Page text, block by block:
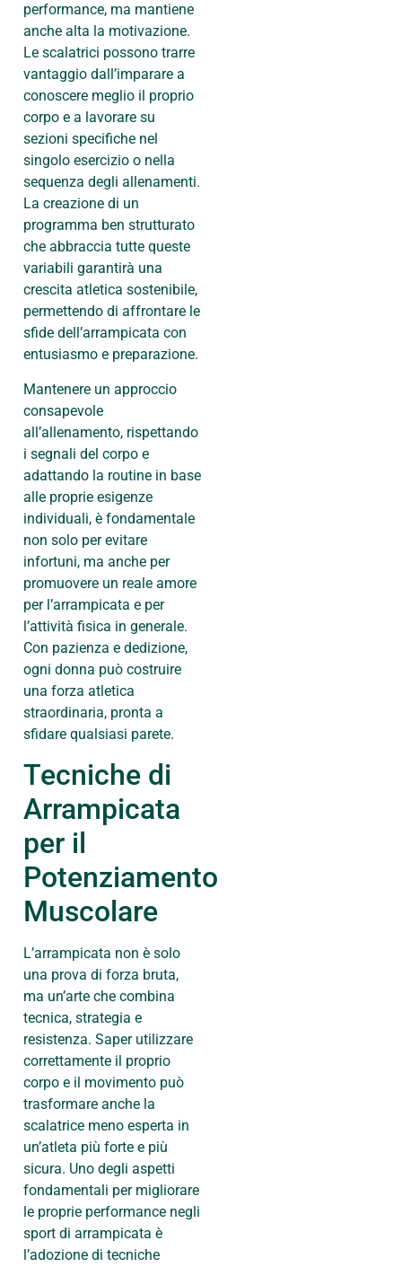
performance, ma mantiene
anche alta la motivazione.
Le scalatrici possono trarre
vantaggio dall’imparare a
conoscere meglio il proprio
corpo e a lavorare su
sezioni specifiche nel
singolo esercizio o nella
sequenza degli allenamenti.
La creazione di un
programma ben strutturato
che abbraccia tutte queste
variabili garantirà una
crescita atletica sostenibile,
permettendo di affrontare le
sfide dell’arrampicata con
entusiasmo e preparazione.
Mantenere un approccio
consapevole
all’allenamento, rispettando
i segnali del corpo e
adattando la routine in base
alle proprie esigenze
individuali, è fondamentale
non solo per evitare
infortuni, ma anche per
promuovere un reale amore
per l’arrampicata e per
l’attività fisica in generale.
Con pazienza e dedizione,
ogni donna può costruire
una forza atletica
straordinaria, pronta a
sfidare qualsiasi parete.
Tecniche di
Arrampicata
per il
Potenziamento
Muscolare
L’arrampicata non è solo
una prova di forza bruta,
ma un’arte che combina
tecnica, strategia e
resistenza. Saper utilizzare
correttamente il proprio
corpo e il movimento può
trasformare anche la
scalatrice meno esperta in
un’atleta più forte e più
sicura. Uno degli aspetti
fondamentali per migliorare
le proprie performance negli
sport di arrampicata è
l’adozione di tecniche